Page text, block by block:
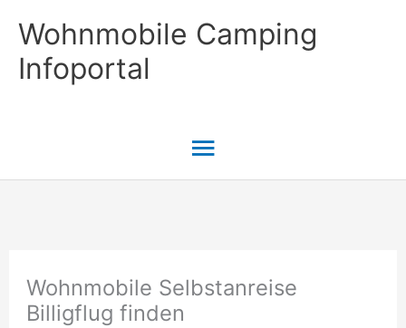
Inhalt
springen
Wohnmobile Camping
Infoportal
Hauptmenü
Wohnmobile Selbstanreise
Billigflug finden